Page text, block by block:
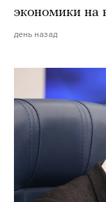
экономики на
день назад